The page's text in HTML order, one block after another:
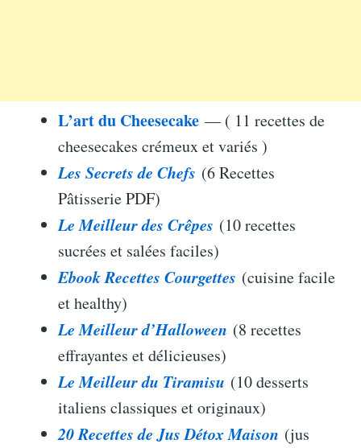
L’art du Cheesecake — ( 11 recettes de
cheesecakes crémeux et variés )
Les Secrets de Chefs (6 Recettes
Pâtisserie PDF)
Le Meilleur des Crêpes (10 recettes
sucrées et salées faciles)
Ebook Recettes Courgettes (cuisine facile
et healthy)
Le Meilleur d’Halloween (8 recettes
effrayantes et délicieuses)
Le Meilleur du Tiramisu (10 desserts
italiens classiques et originaux)
20 Recettes de Jus Détox Maison (jus